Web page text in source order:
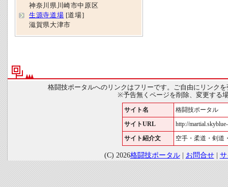
神奈川県川崎市中原区
生源寺道場 [道場]
滋賀県大津市
格闘技ポータルへのリンクはフリーです。ご自由にリンク
※予告無くページを削除、変更する
サイト名 格闘技ポータル
サイトURL http://
サイト紹介文 空手・柔道・剣道
(C) 2026格闘技ポータル| お問合せ|